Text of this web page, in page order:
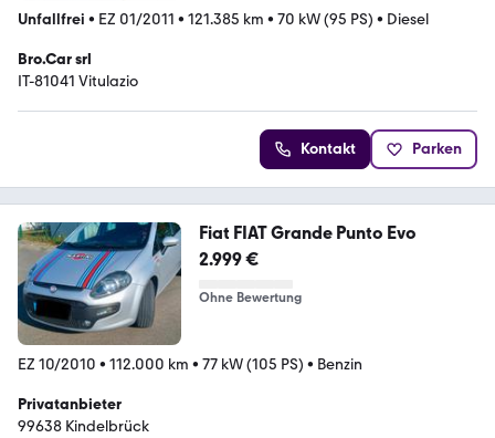
Unfallfrei • EZ 01/2011 • 121.385 km • 70 kW (95 PS) • Diesel
Bro.Car srl
IT-81041 Vitulazio
Kontakt Parken
Fiat FIAT Grande Punto Evo
2.999 €
Ohne Bewertung
EZ 10/2010 • 112.000 km • 77 kW (105 PS) • Benzin
Privatanbieter
99638 Kindelbrück